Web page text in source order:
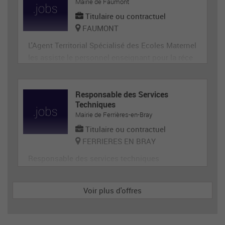
Titulaire ou contractuel
FAUMONT
L'Agent Territorial Spécialisé des Ecoles Maternel
ux et le matériel servant directement aux enfant
s. En tant que membre de la communauté éduca
tive, il p
Responsable des Services
Techniques
Mairie de Ferrières-en-Bray
Titulaire ou contractuel
FERRIERES EN BRAY
Voir plus d'offres